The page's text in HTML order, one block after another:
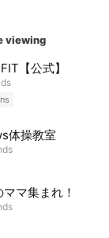
viewing
【公式】
体操教室
マ集まれ！